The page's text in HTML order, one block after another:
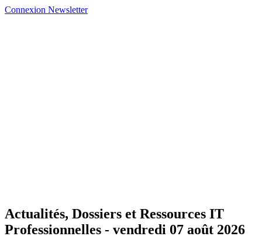
Connexion Newsletter
Actualités, Dossiers et Ressources IT
Professionnelles - vendredi 07 août 2026